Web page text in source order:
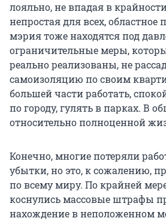
лояльно, не впадая в
непростая для всех, областное
мэрия тоже находятся под
ограничительные меры,
реально реализованы, не
самоизоляцию по своим
большей части работать,
по городу, гулять в парках. В
относительно полноценной
Конечно, многие потеряли
убытки, но это, к сожалению,
по всему миру. По крайней
коснулись массовые штрафы
нахождение в неположенном